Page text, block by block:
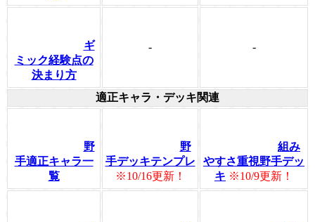
ギ
ミック経験点の
決まり方
- -
適正キャラ・デッキ関連
野
手適正キャラ一
覧
野
手デッキテンプレ
※10/16更新！
組み
やすさ重視野手デッ
キ ※10/9更新！